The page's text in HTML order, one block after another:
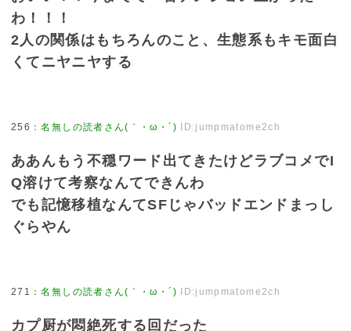
わ！！！
2人の関係はもちろんのこと、生態系もキモ面白
くてニヤニヤする
256 ：名無しの読者さん(｀・ω・´) ID:jumpmatome2ch
ああんもう不穏ワード出てきたけどラブコメでI
Q溶けて考察なんてできんわ
でも記憶移植なんてSFじゃバッドエンドまっし
ぐらやん
271 ：名無しの読者さん(｀・ω・´) ID:jumpmatome2ch
カプ厨が悶絶死する回だった